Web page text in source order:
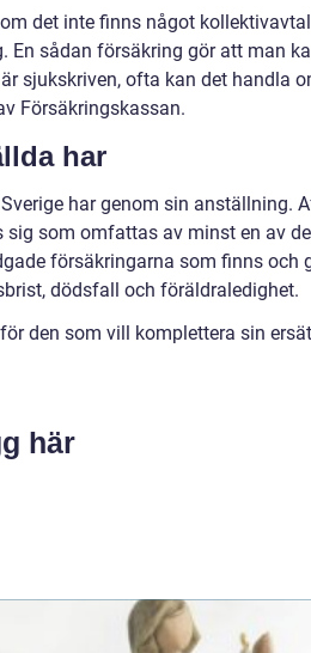
det inte finns något
En sådan försäkring gör att man
sjukskriven, ofta kan det handla
Försäkringskassan.
har
har genom sin anställning.
sig som omfattas av minst en av
försäkringarna som finns och
dödsfall och föräldraledighet.
den som vill komplettera sin
här